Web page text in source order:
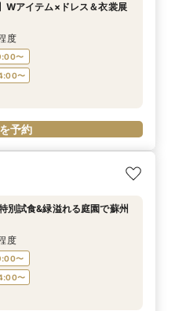
Wアイテム×ドレス＆衣裳展
度
〜
〜
予約
試食&緑溢れる庭園で蘇州
度
〜
〜